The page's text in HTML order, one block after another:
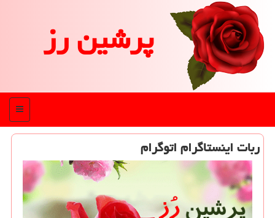
پرشین رز
منو
ربات اینستاگرام اتوگرام